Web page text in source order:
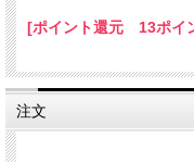
[ポイント還元 13ポイ
注文